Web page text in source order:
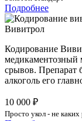
Подробнее
Вивитрол
Кодирование
медикаментозный
срывов. Препарат
алкоголь его
10 000 ₽
Просто укол - не каких